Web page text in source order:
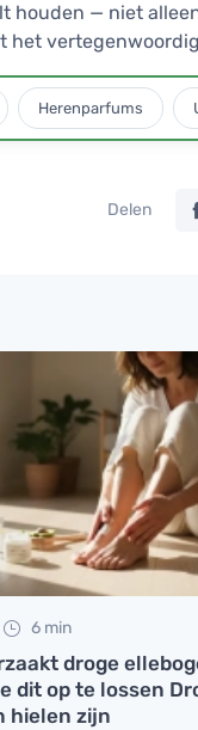
houden — niet
het
Herenparfums
Delen
6 min
droge
dit op te lossen
hielen zijn